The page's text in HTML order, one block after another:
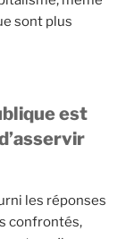
sont plus
est
les réponses
confrontés,